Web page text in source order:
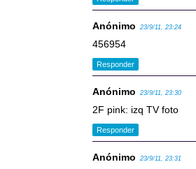
Anónimo 23/9/11, 23:24
456954
Responder
Anónimo 23/9/11, 23:30
2F pink: izq TV foto
Responder
Anónimo 23/9/11, 23:31